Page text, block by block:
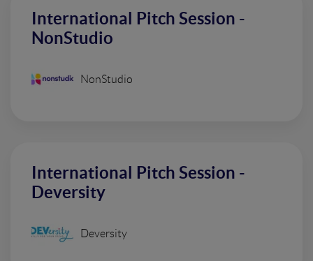
International Pitch Session -
NonStudio
NonStudio
International Pitch Session -
Deversity
Deversity